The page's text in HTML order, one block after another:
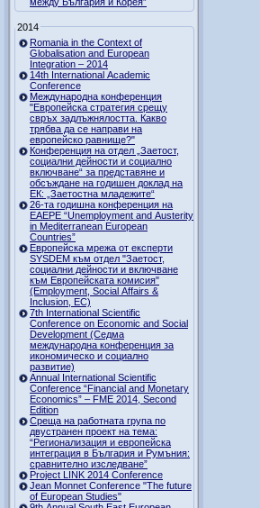
2014
Romania in the Context of
Globalisation and European
Integration – 2014
14th International Academic
Conference
Международна конференция
"Европейска стратегия срещу
свръх задлъжнялостта. Какво
трябва да се направи на
европейско равнище?"
Конференция на отдел „Заетост,
социални дейности и социално
включване“ за представяне и
обсъждане на годишен доклад на
ЕК: „Заетостна младежите“
26-та годишна конференция на
EAEPE “Unemployment and Austerity
in Mediterranean European
Countries”
Eвропейска мрежа от експерти
SYSDEM към отдел "Заетост,
социални дейности и включване
към Европейската комисия"
(Employment, Social Affairs &
Inclusion, ЕС)
7th International Scientific
Conference on Economic and Social
Development (Седма
международна конференция за
икономическо и социално
развитие)
Annual International Scientific
Conference “Financial and Monetary
Economics” – FME 2014, Second
Edition
Среща на работната група по
двустранен проект на тема:
“Регионализация и европейска
интеграция в България и Румъния:
сравнително изследване”
Project LINK 2014 Conference
Jean Monnet Conference "The future
of European Studies"